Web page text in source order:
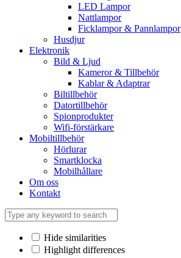
LED Lampor
Nattlampor
Ficklampor & Pannlampor
Husdjur
Elektronik
Bild & Ljud
Kameror & Tillbehör
Kablar & Adaptrar
Biltillbehör
Datortillbehör
Spionprodukter
Wifi-förstärkare
Mobiltillbehör
Hörlurar
Smartklocka
Mobilhållare
Om oss
Kontakt
Hide similarities
Highlight differences